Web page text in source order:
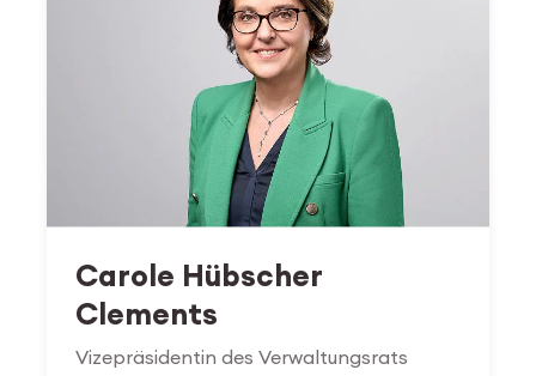
Carole Hübscher
Clements
Vizepräsidentin des Verwaltungsrats